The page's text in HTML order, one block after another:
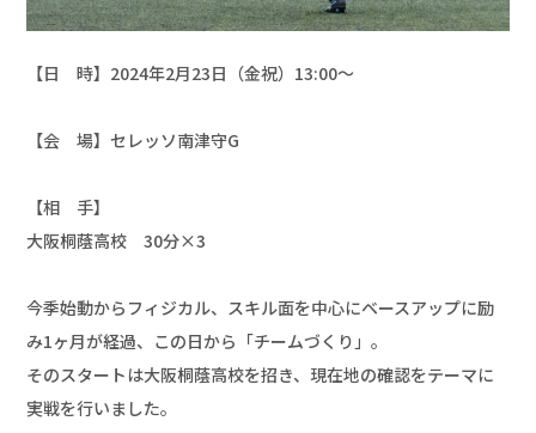
【日　時】2024年2月23日（金祝）13:00〜
【会　場】セレッソ南津守G
【相　手】
大阪桐蔭高校　30分×3
今季始動からフィジカル、スキル面を中心にベースアップに励
み1ヶ月が経過、この日から「チームづくり」。
そのスタートは大阪桐蔭高校を招き、現在地の確認をテーマに
実戦を行いました。